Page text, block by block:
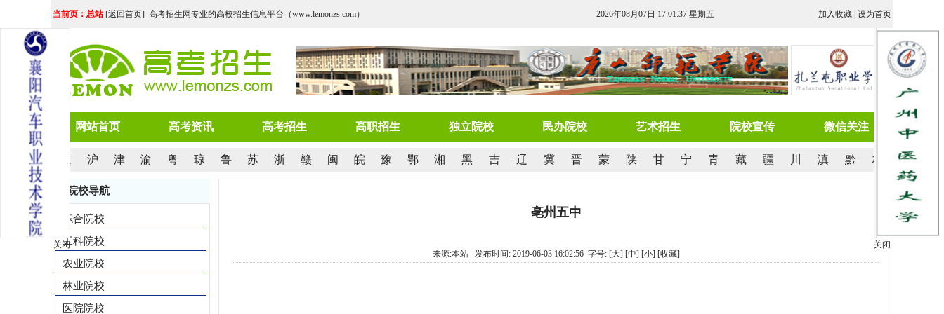
当前页：总站[返回首页] 高考招生网专业的高校招生信息平台（www.lemonzs.com） 2026年08月07日 17:01:37 星期五 加入收藏 设为首页
网站首页 高考资讯 高考招生 高职招生 独立院校 民办院校 艺术招生 院校宣传 微信关注
京 沪 津 渝 粤 琼 鲁 苏 浙 赣 闽 皖 豫 鄂 湘 黑 吉 辽 冀 晋 蒙 陕 甘 宁 青 藏 疆 川 滇 黔 桂
院校导航
综合院校
工科院校
农业院校
林业院校
医院院校
亳州五中
来源:本站 发布时间: 2019-06-03 16:02:56 字号: [大] [中] [小] [收藏]
关闭
关闭